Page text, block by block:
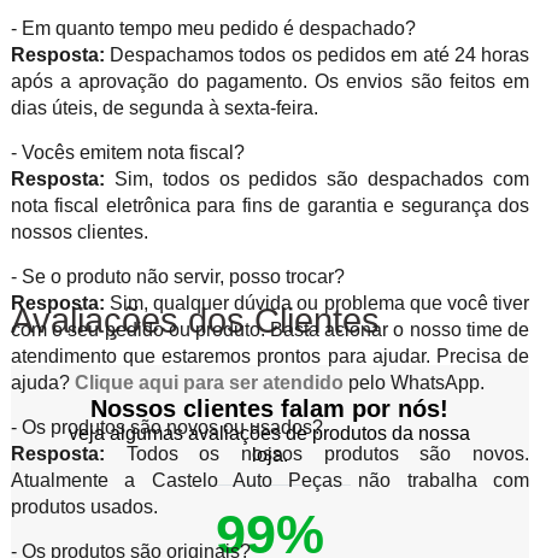
- Em quanto tempo meu pedido é despachado?
Resposta: Despachamos todos os pedidos em até 24 horas
após a aprovação do pagamento. Os envios são feitos em
dias úteis, de segunda à sexta-feira.
- Vocês emitem nota fiscal?
Resposta: Sim, todos os pedidos são despachados com
nota fiscal eletrônica para fins de garantia e segurança dos
nossos clientes.
- Se o produto não servir, posso trocar?
Resposta: Sim, qualquer dúvida ou problema que você tiver
com o seu pedido ou produto. Basta acionar o nosso time de
atendimento que estaremos prontos para ajudar. Precisa de
ajuda? Clique aqui para ser atendido pelo WhatsApp.
- Os produtos são novos ou usados?
Resposta: Todos os nossos produtos são novos.
Atualmente a Castelo Auto Peças não trabalha com
produtos usados.
- Os produtos são originais?
Avaliações dos Clientes
Nossos clientes falam por nós!
veja algumas avaliações de produtos da nossa
loja.
99%